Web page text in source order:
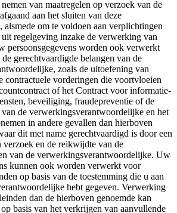
van maatregelen op verzoek van de
aan het sluiten van deze
alsmede om te voldoen aan verplichtingen
regelgeving inzake de verwerking van
persoonsgegevens worden ook verwerkt
gerechtvaardigde belangen van de
zoals de uitoefening van
contractuele vorderingen die voortvloeien
of het Contract voor informatie-
beveiliging, fraudepreventie of de
de verwerkingsverantwoordelijke en het
in andere gevallen dan hierboven
dit met name gerechtvaardigd is door een
verzoek en de reikwijdte van de
van de verwerkingsverantwoordelijke. Uw
kunnen ook worden verwerkt voor
op basis van de toestemming die u aan
hebt gegeven. Verwerking
dan de hierboven genoemde kan
basis van het verkrijgen van aanvullende